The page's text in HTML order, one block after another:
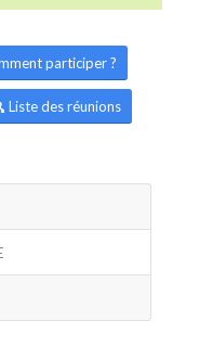
participer ?
Liste des réunions